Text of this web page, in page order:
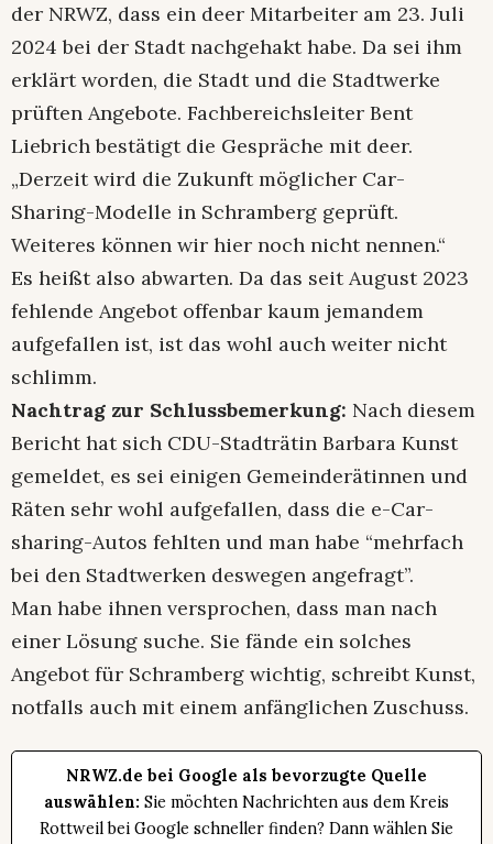
der NRWZ, dass ein deer Mitarbeiter am 23. Juli
2024 bei der Stadt nachgehakt habe. Da sei ihm
erklärt worden, die Stadt und die Stadtwerke
prüften Angebote. Fachbereichsleiter Bent
Liebrich bestätigt die Gespräche mit deer.
„Derzeit wird die Zukunft möglicher Car-
Sharing-Modelle in Schramberg geprüft.
Weiteres können wir hier noch nicht nennen.“
Es heißt also abwarten. Da das seit August 2023
fehlende Angebot offenbar kaum jemandem
aufgefallen ist, ist das wohl auch weiter nicht
schlimm.
Nachtrag zur Schlussbemerkung: Nach diesem
Bericht hat sich CDU-Stadträtin Barbara Kunst
gemeldet, es sei einigen Gemeinderätinnen und
Räten sehr wohl aufgefallen, dass die e-Car-
sharing-Autos fehlten und man habe “mehrfach
bei den Stadtwerken deswegen angefragt”.
Man habe ihnen versprochen, dass man nach
einer Lösung suche. Sie fände ein solches
Angebot für Schramberg wichtig, schreibt Kunst,
notfalls auch mit einem anfänglichen Zuschuss.
NRWZ.de bei Google als bevorzugte Quelle
auswählen: Sie möchten Nachrichten aus dem Kreis
Rottweil bei Google schneller finden? Dann wählen Sie